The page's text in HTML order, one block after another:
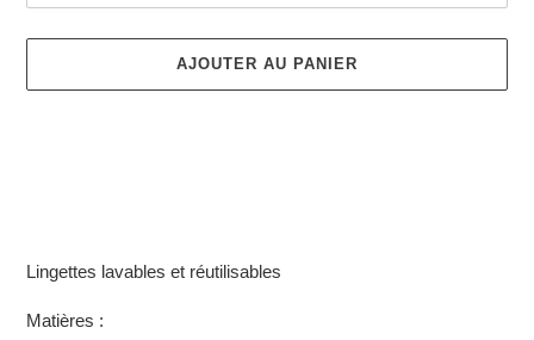
AJOUTER AU PANIER
produit
Lingettes lavables et réutilisables
Matières :